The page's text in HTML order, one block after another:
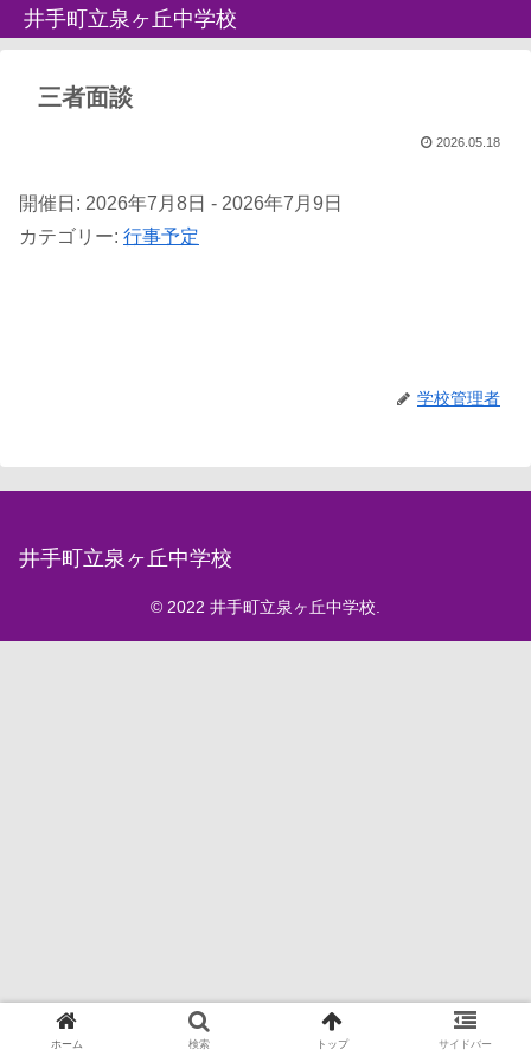
井手町立泉ヶ丘中学校
三者面談
2026.05.18
開催日: 2026年7月8日 - 2026年7月9日
カテゴリー: 行事予定
学校管理者
井手町立泉ヶ丘中学校
© 2022 井手町立泉ヶ丘中学校.
ホーム 検索 トップ サイドバー